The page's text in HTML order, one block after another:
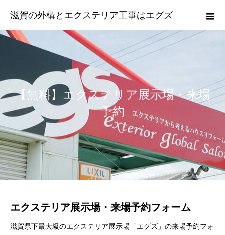
滋賀の外構とエクステリア工事はエグズ
【無料】エクステリア展示場・来場
予約
エクステリア展示場・来場予約フォーム
滋賀県下最大級のエクステリア展示場「エグズ」の来場予約フォ